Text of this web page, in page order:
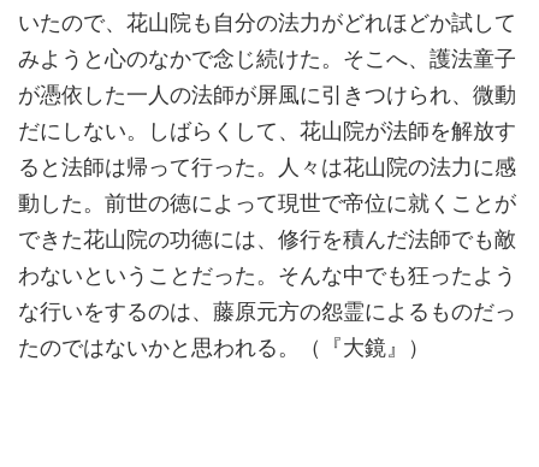
いたので、花山院も自分の法力がどれほどか試して
みようと心のなかで念じ続けた。そこへ、護法童子
が憑依した一人の法師が屏風に引きつけられ、微動
だにしない。しばらくして、花山院が法師を解放す
ると法師は帰って行った。人々は花山院の法力に感
動した。前世の徳によって現世で帝位に就くことが
できた花山院の功徳には、修行を積んだ法師でも敵
わないということだった。そんな中でも狂ったよう
な行いをするのは、藤原元方の怨霊によるものだっ
たのではないかと思われる。（『大鏡』）